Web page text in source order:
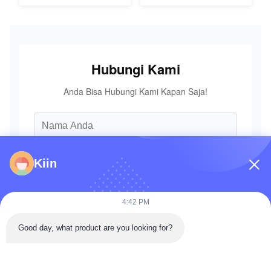
Hubungi Kami
Anda Bisa Hubungi Kami Kapan Saja!
Kiin
4:42 PM
Good day, what product are you looking for?